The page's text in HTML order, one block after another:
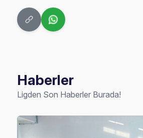
Haberler
Ligden Son Haberler Burada!